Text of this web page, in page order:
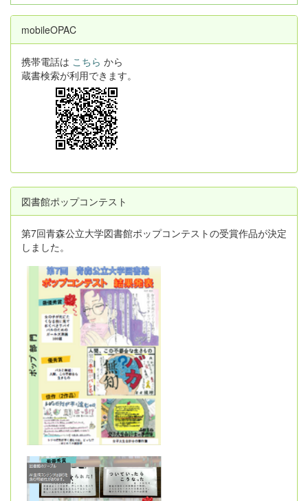
mobileOPAC
携帯電話は こちら から
蔵書検索が利用できます。
図書館ポップコンテスト
第7回青森公立大学図書館ポップコンテストの受賞作品が決定
しました。